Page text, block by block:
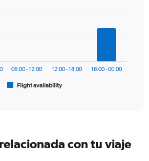
Flight availability
06:00 - 12:00 12:00 - 18:00 18:00 - 00:00
con tu viaje